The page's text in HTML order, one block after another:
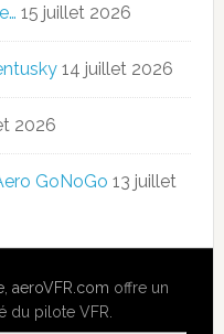
15 juillet 2026
14 juillet 2026
2026
GoNoGo 13 juillet
,aeroVFR.com offre un
du pilote VFR.